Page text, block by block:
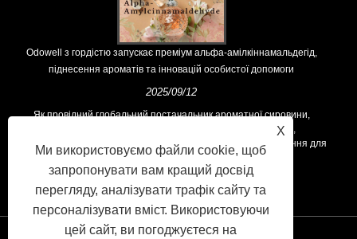
Odowell з гордістю запускає преміум альфа-амілкіннамальдегід,
піднесення ароматів та інновацій особистої допомоги
2025/09/12
Як провідний глобальний постачальник ароматної сировини,
Odowell підтримує основну філософію "інноваційними,
орієнтованими на якість", послідовно пропонуючи вищі рішення для
ароматів у всьому світі.
X
Ми використовуємо файли cookie, щоб
запропонувати вам кращий досвід
перегляду, аналізувати трафік сайту та
персоналізувати вміст. Використовуючи
цей сайт, ви погоджуєтеся на